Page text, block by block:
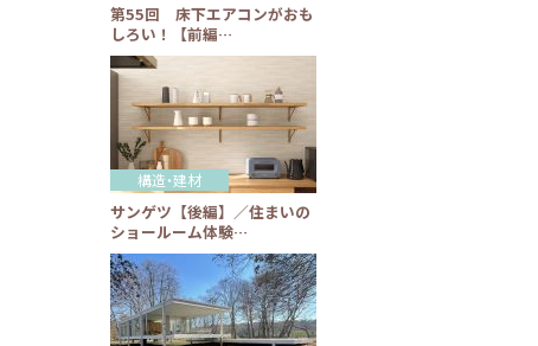
第55回 床下エアコンがおも
しろい！【前編…
サンゲツ【後編】／住まいの
ショールーム体験…
構造・建材